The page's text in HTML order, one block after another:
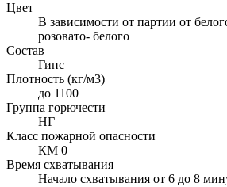
Цвет
В зависимости от партии от
розовато- белого
Состав
Гипс
Плотность (кг/м3)
до 1100
Группа горючести
НГ
Класс пожарной опасности
КМ 0
Время схватывания
Начало схватывания от 6 до 8